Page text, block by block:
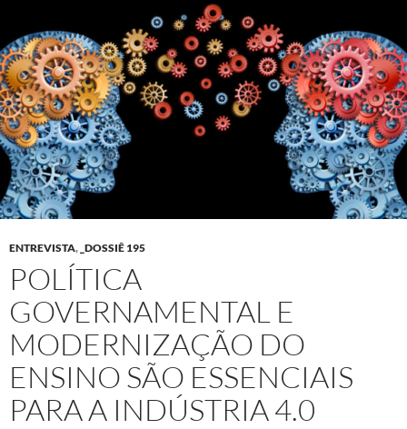
ENTREVISTA, _DOSSIÊ 195
POLÍTICA
GOVERNAMENTAL E
MODERNIZAÇÃO DO
ENSINO SÃO ESSENCIAIS
PARA A INDÚSTRIA 4.0